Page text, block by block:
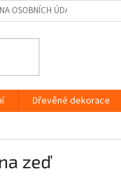
OSOBNÍCH ÚDAJŮ
Dřevěné dekorace
zeď